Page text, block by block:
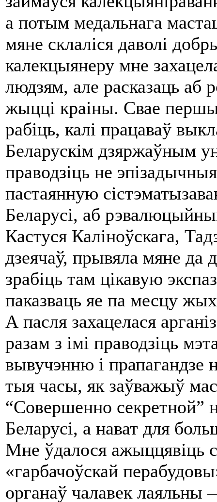
а потым медальнага
мяне склаліся даволі
калекцыянеру мне
людзям, але расказаць аб
жыцці краіны. Свае
рабіць, калі працаваў
Беларускім дзяржаўным
праводзіць не
пастаянную
Беларусі, аб
Кастуся Каліноўскага,
дзеячаў, прывяла мяне да
зрабіць там цікавую
паказваць яе па месцу
А пасля захацелася
разам з імі праводзіць
вывучэнню і прапагандзе
тыя часы, як заўважыў
“Совершенно секретной”
Беларусі, а нават для
Мне ўдалося ажыццявіць
«гарбачоўскай
органаў чалавек